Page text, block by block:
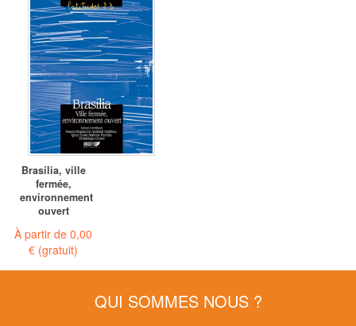
Brasília, ville
fermée,
environnement
ouvert
À partir de0,00
€ (gratuit)
QUI SOMMES NOUS ?